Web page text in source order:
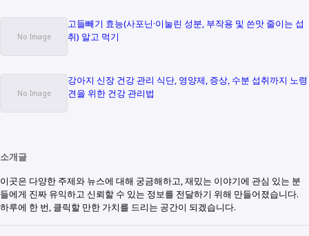
고들빼기 효능(사포닌·이눌린 성분, 부작용 및 쓴맛 줄이는 섭
취) 알고 먹기
강아지 신장 건강 관리 식단, 영양제, 증상, 수분 섭취까지 노령
견을 위한 건강 관리법
소개글
이곳은 다양한 주제와 뉴스에 대해 궁금해하고, 재밌는 이야기에 관심 있는 분
들에게 진짜 유익하고 신뢰할 수 있는 정보를 전달하기 위해 만들어졌습니다.
하루에 한 번, 클릭할 만한 가치를 드리는 공간이 되겠습니다.